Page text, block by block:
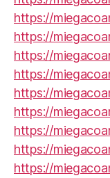
https://
https://
https://
https://
https://
https://
https://
https://
https://